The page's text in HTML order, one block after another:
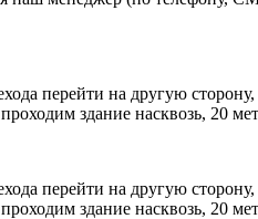
перейти на другую сторону,
здание насквозь, 20
перейти на другую сторону,
здание насквозь, 20